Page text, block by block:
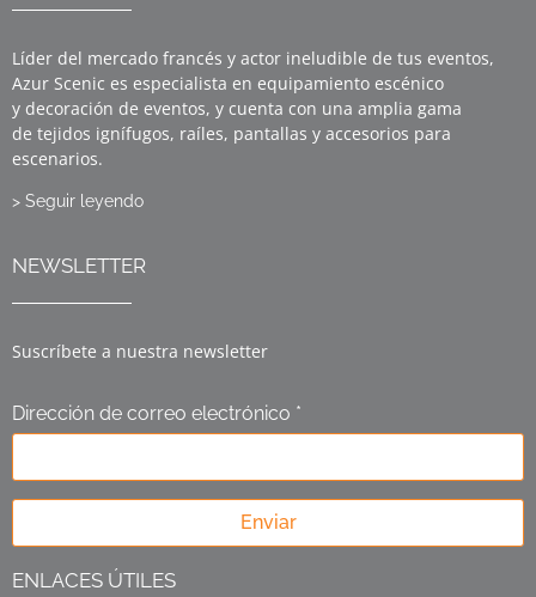
Líder del mercado francés y actor ineludible de tus eventos,
Azur Scenic es especialista en equipamiento escénico
y decoración de eventos, y cuenta con una amplia gama
de tejidos ignífugos, raíles, pantallas y accesorios para
escenarios.
> Seguir leyendo
NEWSLETTER
Suscríbete a nuestra newsletter
Dirección de correo electrónico *
Enviar
ENLACES ÚTILES